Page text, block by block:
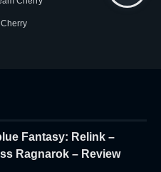
Fantasy: Relink –
Ragnarok – Review